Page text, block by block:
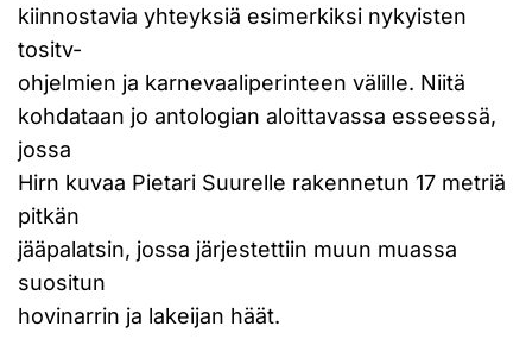
kiinnostavia yhteyksiä esimerkiksi nykyisten
tositv-
ohjelmien ja karnevaaliperinteen välille. Niitä
kohdataan jo antologian aloittavassa esseessä,
jossa
Hirn kuvaa Pietari Suurelle rakennetun 17 metriä
pitkän
jääpalatsin, jossa järjestettiin muun muassa
suositun
hovinarrin ja lakeijan häät.